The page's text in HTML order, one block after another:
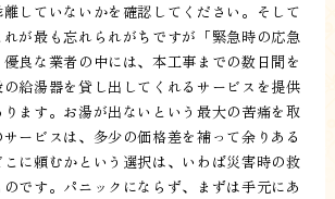
していないかを確認してください。そして
が最も忘れられがちですが「緊急時の応急
良な業者の中には、本工事までの数日間を
給湯器を貸し出してくれるサービスを提供
ます。お湯が出ないという最大の苦痛を取
ービスは、多少の価格差を補って余りある
に頼むかという選択は、いわば災害時の救
です。パニックにならず、まずは手元にあ